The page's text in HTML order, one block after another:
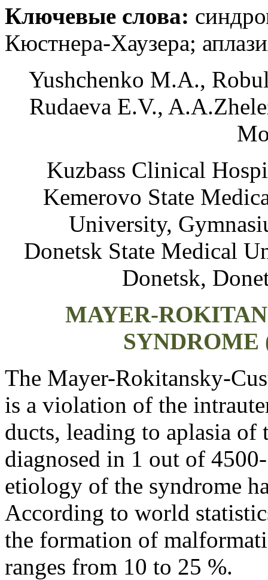
Ключевые слова:
Кюстнера-Хаузера;
Yushchenko M.A.,
Rudaeva E.V.,
Kuzbass Clinical
Kemerovo State
University,
Donetsk State Medical
Donetsk,
MAYER-
The Mayer-Rokitansky-
is a violation of the
ducts, leading to aplasia of
diagnosed in 1 out of
etiology of the syndrome
According to world
the formation of
ranges from 10 to 25 %.